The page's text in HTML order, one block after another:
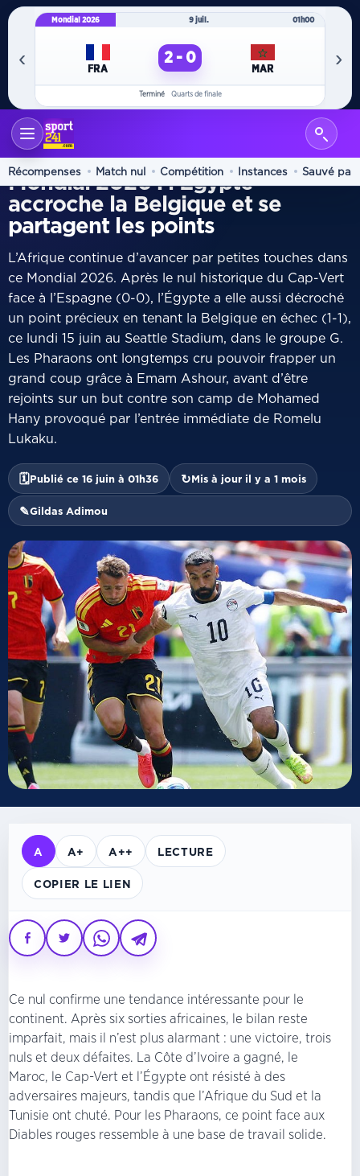
‹
Mondial 2026 9 juil. 01h00
FRA
2 - 0
MAR
Terminé Quarts de finale
›
Récompenses Match nul Compétition Instances Sauvé par
ACCUEIL
GROUPE H
Mondial 2026 : l’Égypte
accroche la Belgique et se
partagent les points
L’Afrique continue d’avancer par petites touches dans
ce Mondial 2026. Après le nul historique du Cap-Vert
face à l’Espagne (0-0), l’Égypte a elle aussi décroché
un point précieux en tenant la Belgique en échec (1-1),
ce lundi 15 juin au Seattle Stadium, dans le groupe G.
Les Pharaons ont longtemps cru pouvoir frapper un
grand coup grâce à Emam Ashour, avant d’être
rejoints sur un but contre son camp de Mohamed
Hany provoqué par l’entrée immédiate de Romelu
Lukaku.
🗓Publié ce 16 juin à 01h36 ↻Mis à jour il y a 1 mois
✎Gildas Adimou
A A+ A++ LECTURE
COPIER LE LIEN
Ce nul confirme une tendance intéressante pour le
continent. Après six sorties africaines, le bilan reste
imparfait, mais il n’est plus alarmant : une victoire, trois
nuls et deux défaites. La Côte d’Ivoire a gagné, le
Maroc, le Cap-Vert et l’Égypte ont résisté à des
adversaires majeurs, tandis que l’Afrique du Sud et la
Tunisie ont chuté. Pour les Pharaons, ce point face aux
Diables rouges ressemble à une base de travail solide.